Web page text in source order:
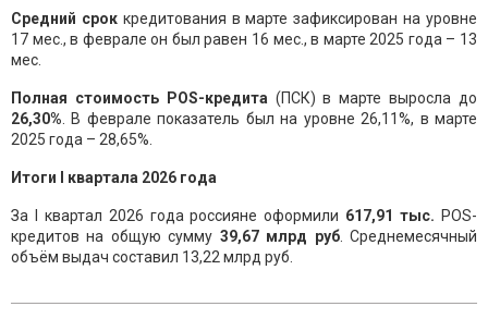
Средний срок кредитования в марте зафиксирован на уровне
17 мес., в феврале он был равен 16 мес., в марте 2025 года – 13
мес.
Полная стоимость POS-кредита (ПСК) в марте выросла до
26,30% . В феврале показатель был на уровне 26,11%, в марте
2025 года – 28,65%.
Итоги квартала 2026 года
За I квартал 2026 года россияне оформили 617,91 тыс. POS-
кредитов на общую сумму 39,67 млрд руб. Среднемесячный
объём выдач составил 13,22 млрд руб.